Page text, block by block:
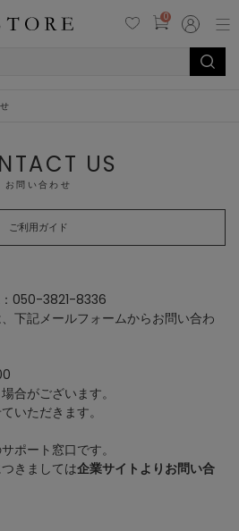
0
US
お問い合わせ
ご利用ガイド
：050-3821-8336
下記メールフォームからお問い合わ
合がございます。
いただきます。
ポート窓口です。
きましては企業サイトよりお問い合